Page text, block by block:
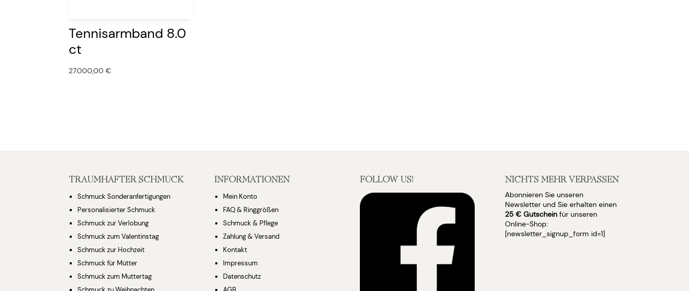
Tennisarmband 8.0
ct
27.000,00€
TRAUMHAFTER SCHMUCK
Schmuck Sonderanfertigungen
Personalisierter Schmuck
Schmuck zur Verlobung
Schmuck zum Valentinstag
Schmuck zur Hochzeit
Schmuck für Mütter
Schmuck zum Muttertag
INFORMATIONEN
Mein Konto
FAQ & Ringgrößen
Schmuck & Pflege
Zahlung & Versand
Kontakt
Impressum
Datenschutz
FOLLOW US! NICHTS MEHR VERPASSEN
Abonnieren Sie unseren
Newsletter und Sie erhalten einen
25 € Gutschein für unseren
Online-Shop:
[newsletter_signup_form id=1]